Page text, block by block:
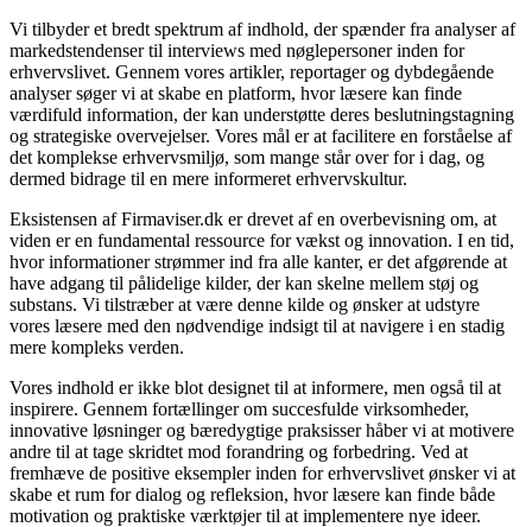
Vi tilbyder et bredt spektrum af indhold, der spænder fra analyser af
markedstendenser til interviews med nøglepersoner inden for
erhvervslivet. Gennem vores artikler, reportager og dybdegående
analyser søger vi at skabe en platform, hvor læsere kan finde
værdifuld information, der kan understøtte deres beslutningstagning
og strategiske overvejelser. Vores mål er at facilitere en forståelse af
det komplekse erhvervsmiljø, som mange står over for i dag, og
dermed bidrage til en mere informeret erhvervskultur.
Eksistensen af Firmaviser.dk er drevet af en overbevisning om, at
viden er en fundamental ressource for vækst og innovation. I en tid,
hvor informationer strømmer ind fra alle kanter, er det afgørende at
have adgang til pålidelige kilder, der kan skelne mellem støj og
substans. Vi tilstræber at være denne kilde og ønsker at udstyre
vores læsere med den nødvendige indsigt til at navigere i en stadig
mere kompleks verden.
Vores indhold er ikke blot designet til at informere, men også til at
inspirere. Gennem fortællinger om succesfulde virksomheder,
innovative løsninger og bæredygtige praksisser håber vi at motivere
andre til at tage skridtet mod forandring og forbedring. Ved at
fremhæve de positive eksempler inden for erhvervslivet ønsker vi at
skabe et rum for dialog og refleksion, hvor læsere kan finde både
motivation og praktiske værktøjer til at implementere nye ideer.